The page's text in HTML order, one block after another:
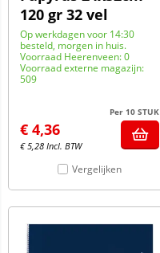
120 gr 32 vel
Op werkdagen voor 14:30
besteld, morgen in huis.
Voorraad Heerenveen: 0
Voorraad externe magazijn:
509
Per 10 STUK
€ 4,36
€5,28 Incl. BTW
Vergelijken